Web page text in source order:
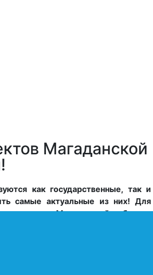
Магаданской
как государственные, так и
самые актуальные из них! Для
Магаданской области
частного партнёрства:
территории оказывает ему
проекты